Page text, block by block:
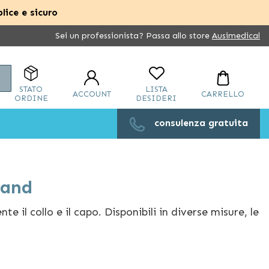
e sicuro
Sei un professionista? Passa allo store Ausimedical
STATO
ORDINE
ACCOUNT
LISTA
DESIDERI
CARRELLO
consulenza gratuita
il collo e il capo. Disponibili in diverse misure, le